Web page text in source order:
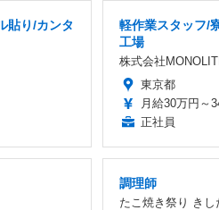
貼り/カンタ
軽作業スタッフ/
工場
株式会社
東京都
月給30万円～
正社員
調理師
たこ焼き祭り きし